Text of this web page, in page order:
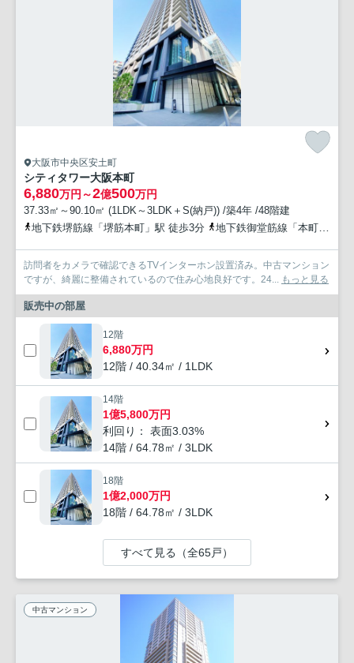
大阪市中央区安土町
シティタワー大阪本町
6,880万円～2億500万円
37.33㎡～90.10㎡ (1LDK～3LDK＋S(納戸)) /築4年 /48階建
地下鉄堺筋線「堺筋本町」駅 徒歩3分
地下鉄御堂筋線「本町」駅 徒歩5分
訪問者をカメラで確認できるTVインターホン設置済み。中古マンション
ですが、綺麗に整備されているので住み心地良好です。24...
もっと見る
販売中の部屋
12階
6,880万円
12階 / 40.34㎡ / 1LDK
14階
1億5,800万円
利回り： 表面3.03%
14階 / 64.78㎡ / 3LDK
18階
1億2,000万円
18階 / 64.78㎡ / 3LDK
すべて見る（全65戸）
中古マンション